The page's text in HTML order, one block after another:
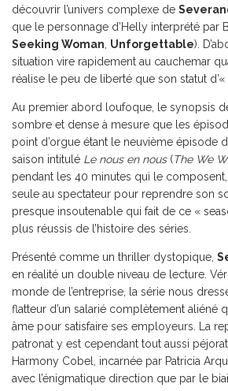
découvrir l’univers complexe de
que le personnage d’Helly interprété par
Seeking Woman Unforgettable).
situation vire rapidement au cauchemar
réalise le peu de liberté que son statut
Au premier abord loufoque, le synopsis
sombre et dense à mesure que les
point d’orgue étant le neuvième épisode
saison intitulé Le nous en nous (The We
pendant les 40 minutes qui le composent,
seule au spectateur pour reprendre son
presque insoutenable qui fait de ce «
plus réussis de l’histoire des séries.
Présenté comme un thriller dystopique,
en réalité un double niveau de lecture.
monde de l’entreprise, la série nous
flatteur d’un salarié complètement aliéné
âme pour satisfaire ses employeurs. La
patronat y est cependant tout aussi
Harmony Cobel, incarnée par Patricia
avec l’énigmatique direction que par le